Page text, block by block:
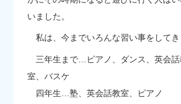
いました。
私は、今までいろんな習い事をしてき
三年生まで…ピアノ、ダンス、英会話
室、バスケ
四年生…塾、英会話教室、ピアノ